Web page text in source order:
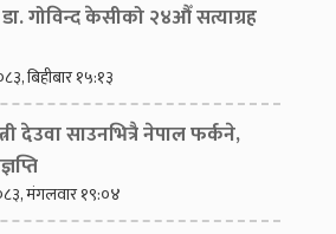
डा. गोविन्द केसीको २४औँ सत्याग्रह
बिहीबार १५:१३
देउवा साउनभित्रै नेपाल फर्कने,
मंगलवार १९:०४